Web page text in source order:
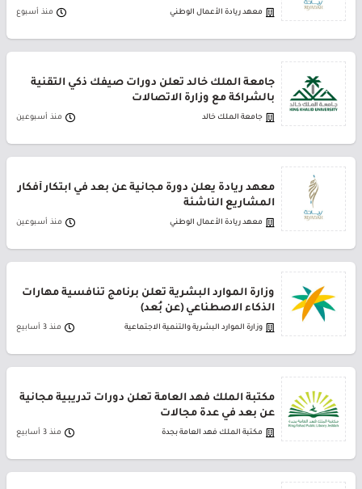
معهد ريادة الأعمال الوطني منذ أسبوع
جامعة الملك خالد تعلن دورات صيفك ذكي التقنية
بالشراكة مع وزارة الاتصالات
جامعة الملك خالد منذ أسبوعين
معهد ريادة يعلن دورة مجانية عن بعد في ابتكار أفكار
المشاريع الناشئة
معهد ريادة الأعمال الوطني منذ أسبوعين
وزارة الموارد البشرية تعلن برنامج تنافسية مهارات
الذكاء الاصطناعي (عن بُعد)
وزارة الموارد البشرية والتنمية الاجتماعية منذ 3 أسابيع
مكتبة الملك فهد العامة تعلن دورات تدريبية مجانية
عن بعد في عدة مجالات
مكتبة الملك فهد العامة بجدة منذ 3 أسابيع